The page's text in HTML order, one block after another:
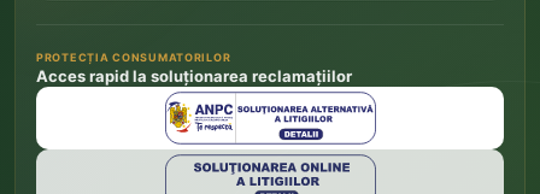
PROTECȚIA CONSUMATORILOR
Acces rapid la soluționarea reclamațiilor